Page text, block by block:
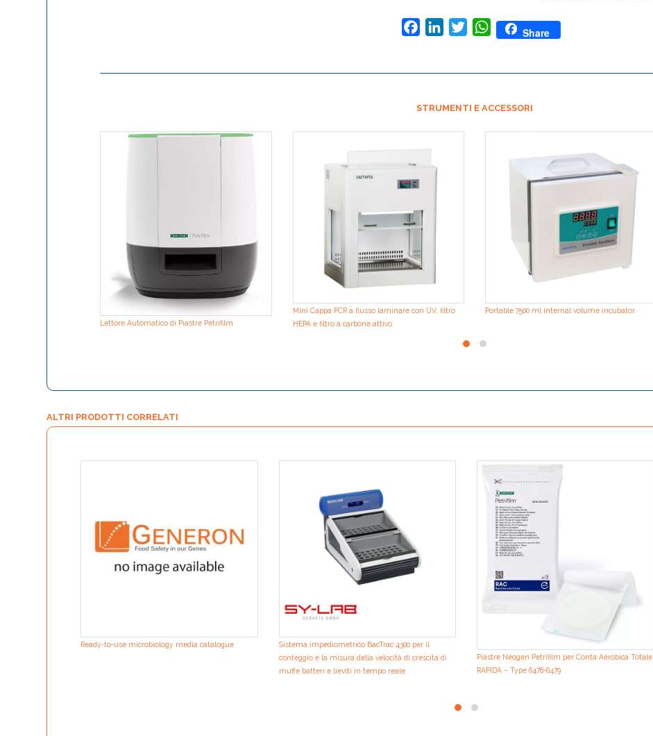
FacebookLinkedInTwitterWhatsApp
Share
STRUMENTI E ACCESSORI
Lettore Automatico di Piastre Petrifilm
Mini Cappa PCR a flusso laminare con UV, filtro
HEPA e filtro a carbone attivo
Portable 7500 ml internal volume incubator
ALTRI PRODOTTI CORRELATI
Ready-to-use microbiology media catalogue
Sistema impediometrico BacTrac 4300 per il
conteggio e la misura della velocità di crescita di
muffe batteri e lieviti in tempo reale
Piastre Neogen Petrifilm per Conta Aerobica Totale
RAPIDA – Type 6478-6479